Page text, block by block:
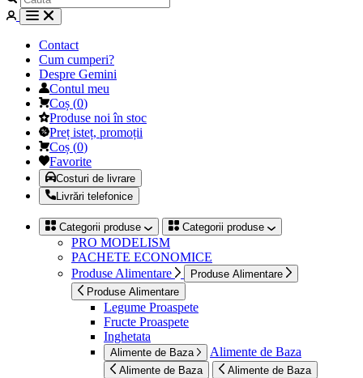
Contact
Cum cumperi?
Despre Gemini
Contul meu
Coș (0)
Produse noi în stoc
Preț isteț, promoții
Coș (0)
Favorite
Costuri de livrare
Livrări telefonice
Categorii produse Categorii produse
PRO MODELISM
PACHETE ECONOMICE
Produse Alimentare
Produse Alimentare
Produse Alimentare
Legume Proaspete
Fructe Proaspete
Inghetata
Alimente de Baza Alimente de Baza
Alimente de Baza Alimente de Baza